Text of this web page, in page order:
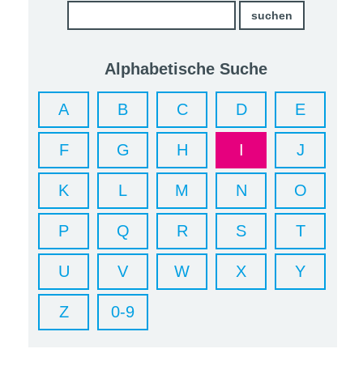
Alphabetische Suche
A B C D E
F G H I J
K L M N O
P Q R S T
U V W X Y
Z 0-9